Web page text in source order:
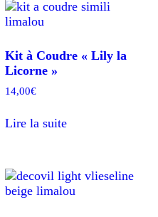
Kit à Coudre « Lily la
Licorne »
14,00€
Lire la suite